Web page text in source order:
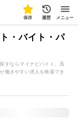
保存 履歴 メニュー
・バイト・パ
すならマイナビバイト。高
働きやすい求人を検索でき